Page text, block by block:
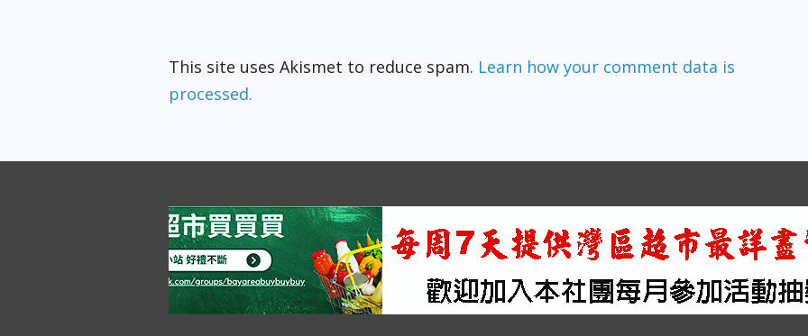
This site uses Akismet to reduce spam. Learn how your comment data is
processed.